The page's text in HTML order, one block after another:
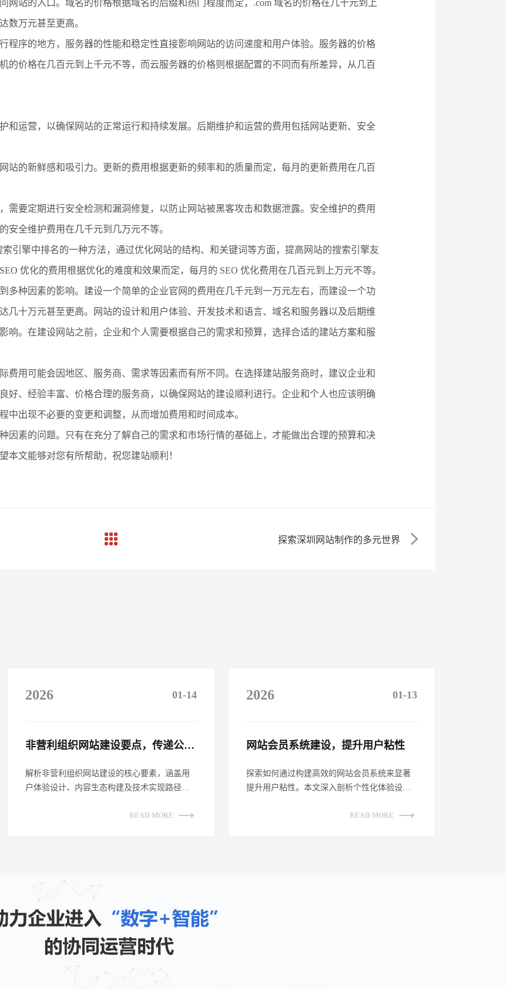
网站的入口。域名的价格根据域名的后缀和热门程度而定，.com 域名的价格在几十元到上
数万元甚至更高。
程序的地方，服务器的性能和稳定性直接影响网站的访问速度和用户体验。服务器的价格
的价格在几百元到上千元不等，而云服务器的价格则根据配置的不同而有所差异，从几百
和运营，以确保网站的正常运行和持续发展。后期维护和运营的费用包括网站更新、安全
站的新鲜感和吸引力。更新的费用根据更新的频率和的质量而定，每月的更新费用在几百
需要定期进行安全检测和漏洞修复，以防止网站被黑客攻击和数据泄露。安全维护的费用
安全维护费用在几千元到几万元不等。
索引擎中排名的一种方法，通过优化网站的结构、和关键词等方面，提高网站的搜索引擎友
优化的费用根据优化的难度和效果而定，每月的 SEO 优化费用在几百元到上万元不等。
多种因素的影响。建设一个简单的企业官网的费用在几千元到一万元左右，而建设一个功
几十万元甚至更高。网站的设计和用户体验、开发技术和语言、域名和服务器以及后期维
响。在建设网站之前，企业和个人需要根据自己的需求和预算，选择合适的建站方案和服
费用可能会因地区、服务商、需求等因素而有所不同。在选择建站服务商时，建议企业和
好、经验丰富、价格合理的服务商，以确保网站的建设顺利进行。企业和个人也应该明确
中出现不必要的变更和调整，从而增加费用和时间成本。
因素的问题。只有在充分了解自己的需求和市场行情的基础上，才能做出合理的预算和决
本文能够对您有所帮助，祝您建站顺利！
探索深圳网站制作的多元世界
2026 01-14
非营利组织网站建设要点，传递公益理念​
解析非营利组织网站建设的核心要素，涵盖用
户体验设计、内容生态构建及技术实现路径。
READ MORE
2026 01-13
网站会员系统建设，提升用户粘性​
探索如何通过构建高效的网站会员系统来显著
提升用户粘性。本文深入剖析个性化体验设
READ MORE